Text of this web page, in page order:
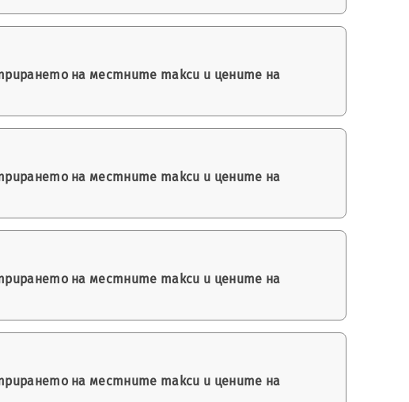
на местните такси и цените на
на местните такси и цените на
на местните такси и цените на
на местните такси и цените на